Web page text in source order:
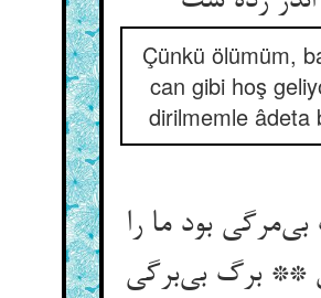
Çünkü ölümüm,
can gibi hoş
dirilmemle âdeta
بود ما را
** برگ بی‌‌برگی